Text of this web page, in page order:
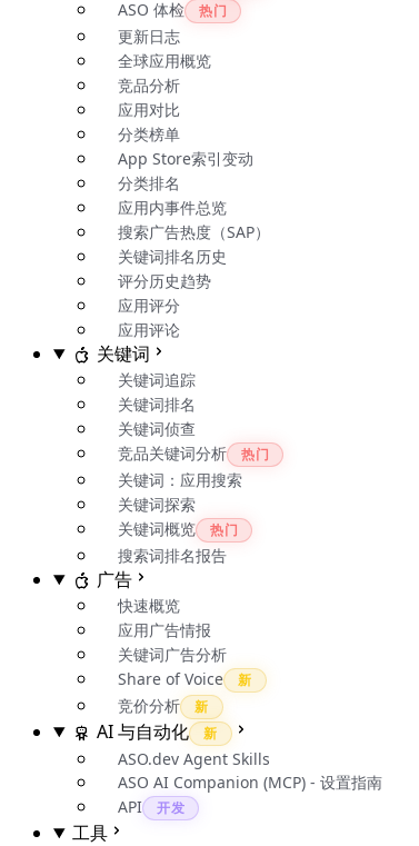
ASO 体检 热门
更新日志
全球应用概览
竞品分析
应用对比
分类榜单
App Store索引变动
分类排名
应用内事件总览
搜索广告热度（SAP）
关键词排名历史
评分历史趋势
应用评分
应用评论
关键词
关键词追踪
关键词排名
关键词侦查
竞品关键词分析
热门
关键词：应用搜索
关键词探索
关键词概览
热门
搜索词排名报告
广告
快速概览
应用广告情报
关键词广告分析
Share of Voice
新
竞价分析 新
AI 与自动化 新
ASO.dev Agent Skills
ASO AI Companion (MCP) - 设置指南
API
开发
工具